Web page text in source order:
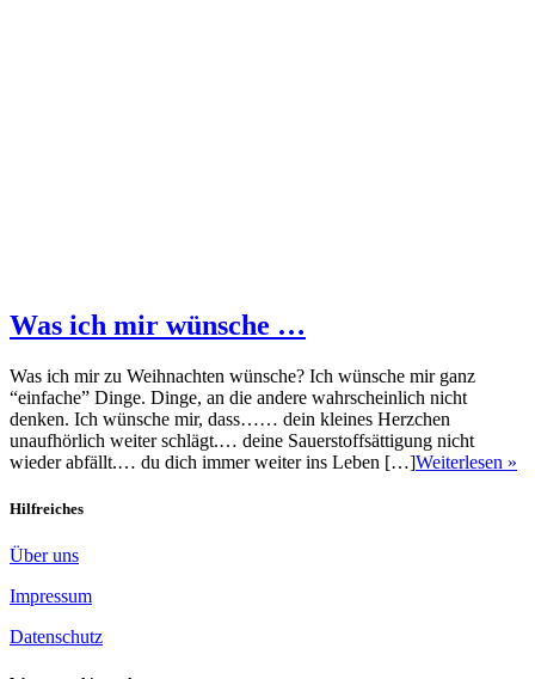
Was ich mir wünsche …
Was ich mir zu Weihnachten wünsche? Ich wünsche mir ganz
“einfache” Dinge. Dinge, an die andere wahrscheinlich nicht
denken. Ich wünsche mir, dass…… dein kleines Herzchen
unaufhörlich weiter schlägt.… deine Sauerstoffsättigung nicht
wieder abfällt.… du dich immer weiter ins Leben […]Weiterlesen »
Hilfreiches
Über uns
Impressum
Datenschutz